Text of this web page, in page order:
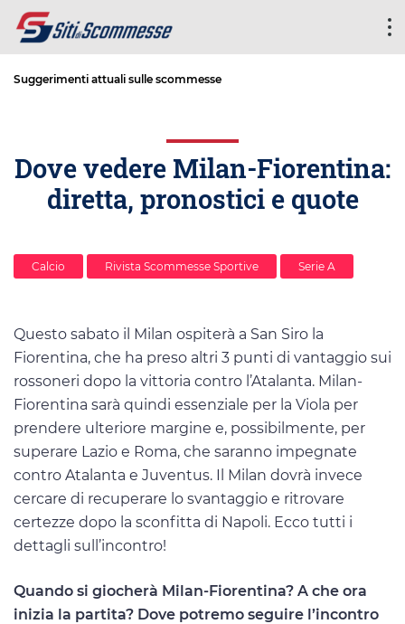
Suggerimenti attuali sulle scommesse
Dove vedere Milan-Fiorentina:
diretta, pronostici e quote
Calcio Rivista Scommesse Sportive Serie A
Questo sabato il Milan ospiterà a San Siro la
Fiorentina, che ha preso altri 3 punti di vantaggio sui
rossoneri dopo la vittoria contro l’Atalanta. Milan-
Fiorentina sarà quindi essenziale per la Viola per
prendere ulteriore margine e, possibilmente, per
superare Lazio e Roma, che saranno impegnate
contro Atalanta e Juventus. Il Milan dovrà invece
cercare di recuperare lo svantaggio e ritrovare
certezze dopo la sconfitta di Napoli. Ecco tutti i
dettagli sull’incontro!
Quando si giocherà Milan-Fiorentina? A che ora
inizia la partita? Dove potremo seguire l’incontro